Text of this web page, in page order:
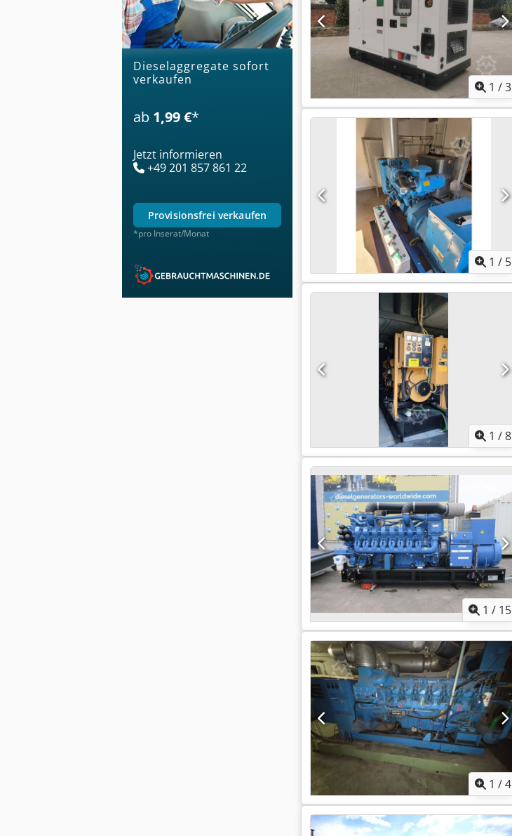
Dieselaggregate sofort
verkaufen
ab 1,99 €*
Jetzt informieren
+49 201 857 861 22
provisionsfrei verkaufen
*pro Inserat/Monat
1 /3
1 / 5
1 /8
1 / 15
1 /4